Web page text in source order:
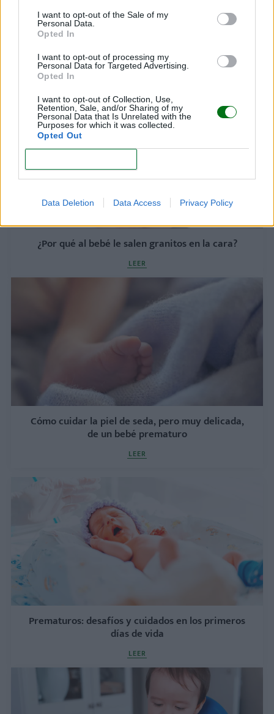
I want to opt-out of the Sale of my
Personal Data.
Opted In
I want to opt-out of processing my
Personal Data for Targeted Advertising.
Opted In
I want to opt-out of Collection, Use,
Retention, Sale, and/or Sharing of my
Personal Data that Is Unrelated with the
Purposes for which it was collected.
Opted Out
Data Deletion Data Access Privacy Policy
Cuidados de la piel del bebé
¿Por qué al bebé le salen granitos en la cara?
LEER
Cómo cuidar la piel de seda, pero muy delicada,
de un bebé prematuro
LEER
Prematuros: desafíos y cuidados en los primeros
días de vida
LEER